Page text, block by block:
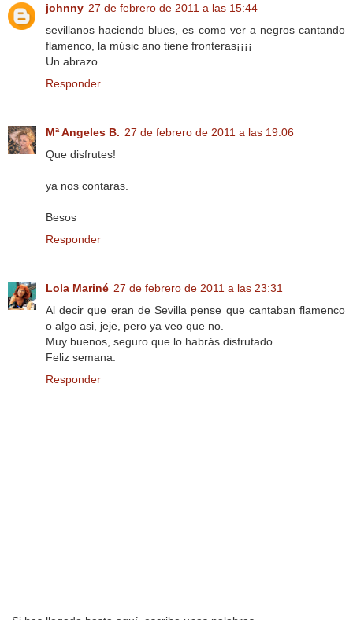
johnny 27 de febrero de 2011 a las 15:44
sevillanos haciendo blues, es como ver a negros cantando
flamenco, la músic ano tiene fronteras¡¡¡¡
Un abrazo
Responder
Mª Angeles B. 27 de febrero de 2011 a las 19:06
Que disfrutes!
ya nos contaras.
Besos
Responder
Lola Mariné 27 de febrero de 2011 a las 23:31
Al decir que eran de Sevilla pense que cantaban flamenco
o algo asi, jeje, pero ya veo que no.
Muy buenos, seguro que lo habrás disfrutado.
Feliz semana.
Responder